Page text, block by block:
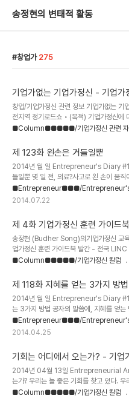
송정현의 변태적 활동
창업가 275
기업가없는 기업가정신 - 기업가
기업가정신 문화센터
창업/기업가정신 관련 정보 기업가없는 기
전지역 정기로드쇼 ◦ (목적) 기업가정신에
올바른 인식고취 (기업가 없는 기업가정
발휘하고 있는 청년들의 사례를 공유2. 기
을 위해 도전하고 가치를 만들어가는 과정
게 전달3. 나도 기업가정신을 발휘할 수
2014. 09. 18, 13:00~18:00 ◦ (장소)
전시홀 115호 ◦ (프로그램 구성) 시간주요
14:0060‘등록 14:00 ~ 14:2020‘오프닝
■Column■■■■■/기업가정신 관련 자
제 123화 왼손은 거들일뿐
2014년 월 일 Entrepreneur's Diary
들일뿐 몇 일 전, 의료?사고로 왼 손이 움직
손이 움직이지 않는걸까? 치료받을 때 이건
오는 고통을 참았더니 왼 손이 움직이지 않
꼼꼼히 체크한 덕에 정확한 증상을 알 수 있
근육이 끊어지지는 않은 것 같다. 증상은
어간다는 것과 엄지와 검지가 계속 살짝 붓
은 소 젖처럼 손목이 흐느적거린다.의사들
■Entrepreneur■■■/
2014.07.22
제 4화 기업가정신 훈련 가이드
사업단 무료 배포 - 기업가정신
송정현 (Budher Song)의기업가정신 교
업가정신 훈련 가이드북 발간 - 전국 LINC
정신 훈련 가이드북(기업가정신 훈련 프로
마 전에 겨우 한 권을 구할 수 있었다. 초기
반적인 기업가정신 훈련 가이드북을 만드
과 해당 사업의 컨셉때문에 학생 창업교육
뉴얼로 범주가 좁아졌다.단, 3년 동안 기업
획하고 워크북을 만들고 프로그램을 운영했
된 책이다. 교육이 아닌 훈련의 관점에서 말
■Column■■■■■/기업가정신 칼럼
제 118화 지혜를 얻는 3가지 방
센터
2014년 월 일 Entrepreneur's Diary
는 3가지 방법 공자의 말씀에, 지혜를 얻는
다. (그림 : 공자 http://
떤 것에 대하여 깊이 생각하고 이치를 따짐.
倣/摸倣/摹倣)으로 가장 쉬우나 만족스럽
倣,摸倣, 摹倣, [명사] imitation,
[동사] i..
■Entrepreneur■■■/
2014.04.25
기회는 어디에서 오는가? - 기업
2014년 04월 13일 Entrepreneurial
는가? 우리는 늘 좋은 기회를 찾고 있다. 우
기회는 과연 어디에서 오는가? 김광규 시인
■Column■■■■■/기업가정신 칼럼